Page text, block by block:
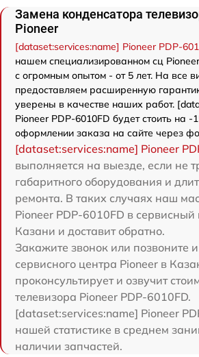
Замена конденсатора
Pioneer
[dataset:services:name] Pioneer PDP-
нашем специализированном сц
с огромным опытом - от 5 лет. На все
предоставляем расширенную
уверены в качестве наших работ.
Pioneer PDP-6010FD будет стоить на
оформлении заказа на сайте через
[dataset:services:name] Pioneer
выполняется на выезде, если не
габаритного оборудования и
ремонта. В таких случаях наш
Pioneer PDP-6010FD в сервисный
Казани и доставит обратно.
Закажите звонок или позвоните
сервисного центра Pioneer в
проконсультирует и озвучит
телевизора Pioneer PDP-6010FD.
[dataset:services:name] Pioneer
нашей статистике в среднем
наличии запчастей.